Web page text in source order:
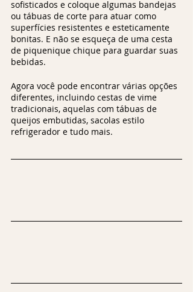
sofisticados e coloque algumas bandejas
ou tábuas de corte para atuar como
superfícies resistentes e esteticamente
bonitas. E não se esqueça de uma cesta
de piquenique chique para guardar suas
bebidas.
Agora você pode encontrar várias opções
diferentes, incluindo cestas de vime
tradicionais, aquelas com tábuas de
queijos embutidas, sacolas estilo
refrigerador e tudo mais.